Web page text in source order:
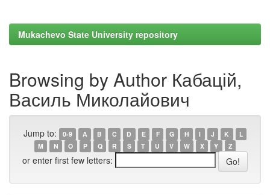
Mukachevo State University repository
Browsing by Author Кабацій,
Василь Миколайович
Jump to: 0-9 A B C D E F G H I J K
L
M
N O P Q R S T U V W X Y Z
or enter first few letters: